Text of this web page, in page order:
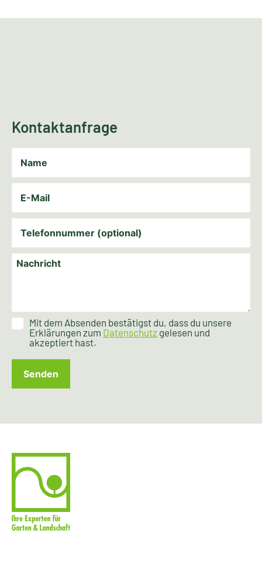
Kontaktanfrage
Mit dem Absenden bestätigst du, dass du unsere
Erklärungen zum Datenschutz gelesen und
akzeptiert hast.
Senden